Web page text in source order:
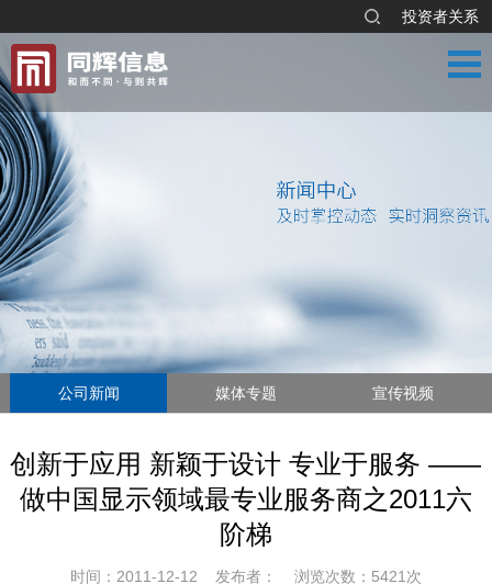
投资者关系
公司新闻 媒体专题 宣传视频
创新于应用 新颖于设计 专业于服务 ——
做中国显示领域最专业服务商之2011六
阶梯
时间：2011-12-12 发布者： 浏览次数：5421次